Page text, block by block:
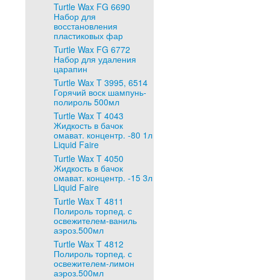
Turtle Wax FG 6690
Набор для
восстановления
пластиковых фар
Turtle Wax FG 6772
Набор для удаления
царапин
Turtle Wax T 3995, 6514
Горячий воск шампунь-
полироль 500мл
Turtle Wax T 4043
Жидкость в бачок
омават. концентр. -80 1л
Liquid Faire
Turtle Wax T 4050
Жидкость в бачок
омават. концентр. -15 3л
Liquid Faire
Turtle Wax T 4811
Полироль торпед. с
освежителем-ваниль
аэроз.500мл
Turtle Wax T 4812
Полироль торпед. с
освежителем-лимон
аэроз.500мл